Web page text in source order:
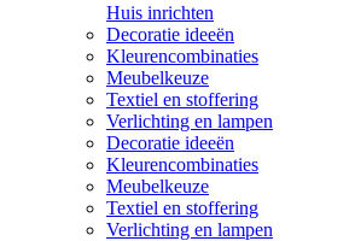
Huis inrichten
Decoratie ideeën
Kleurencombinaties
Meubelkeuze
Textiel en stoffering
Verlichting en lampen
Decoratie ideeën
Kleurencombinaties
Meubelkeuze
Textiel en stoffering
Verlichting en lampen